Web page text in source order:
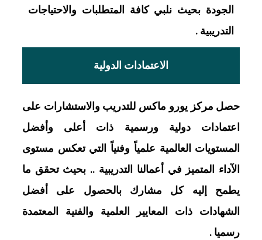
الجودة بحيث نلبي كافة المتطلبات والاحتياجات
التدريبية .
الاعتمادات الدولية
حصل مركز يورو ماكس للتدريب والاستشارات على
اعتمادات دولية ورسمية ذات أعلى وأفضل
المستويات العالمية علمياً وفنياً التي تعكس مستوى
الآداء المتميز في أعمالنا التدريبية .. بحيث تحقق ما
يطمح إليه كل مشارك بالحصول على أفضل
الشهادات ذات المعايير العلمية والفنية المعتمدة
رسميا .